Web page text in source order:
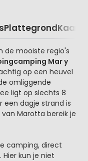
PlattegrondKaart
de mooiste regio's
Mar y
op een heuvel
omliggende
ligt op slechts 8
een dagje strand is
Marotta bereik je
camping, direct
Hier kun je niet